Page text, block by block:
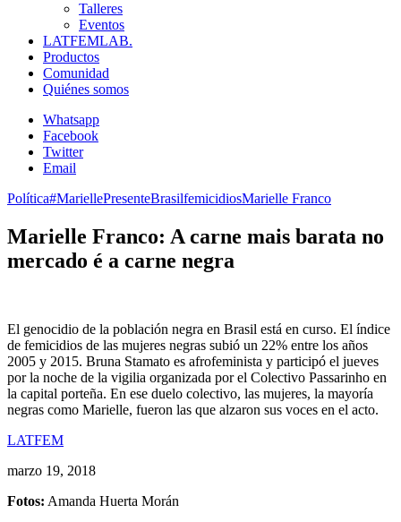
Talleres
Eventos
LATFEMLAB.
Productos
Comunidad
Quiénes somos
Whatsapp
Facebook
Twitter
Email
Política#MariellePresenteBrasilfemicidiosMarielle Franco
Marielle Franco: A carne mais barata no
mercado é a carne negra
El genocidio de la población negra en Brasil está en curso. El índice
de femicidios de las mujeres negras subió un 22% entre los años
2005 y 2015. Bruna Stamato es afrofeminista y participó el jueves
por la noche de la vigilia organizada por el Colectivo Passarinho en
la capital porteña. En ese duelo colectivo, las mujeres, la mayoría
negras como Marielle, fueron las que alzaron sus voces en el acto.
LATFEM
marzo 19, 2018
Fotos: Amanda Huerta Morán